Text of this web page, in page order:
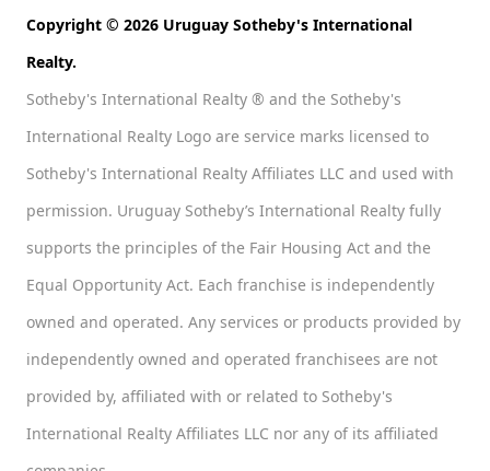
Copyright © 2026 Uruguay Sotheby's International
Realty.
Sotheby's International Realty ® and the Sotheby's
International Realty Logo are service marks licensed to
Sotheby's International Realty Affiliates LLC and used with
permission. Uruguay Sotheby’s International Realty fully
supports the principles of the Fair Housing Act and the
Equal Opportunity Act. Each franchise is independently
owned and operated. Any services or products provided by
independently owned and operated franchisees are not
provided by, affiliated with or related to Sotheby's
International Realty Affiliates LLC nor any of its affiliated